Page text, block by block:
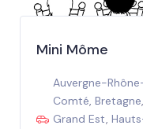
Mini Môme
Auvergne-
Comté, Bretagne,
Grand Est,